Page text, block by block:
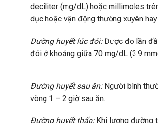
deciliter (mg/dL) hoặc millimoles
dục hoặc vận động thường xuyên
Đường huyết lúc đói:Được đo lần
đói ở khoảng giữa 70 mg/dL (3.9
Đường huyết sau ăn:Người bình
vòng 1 – 2 giờ sau ăn.
Đường huyết thấp:Khi lượng đường